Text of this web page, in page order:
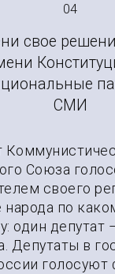
04
свое
СМИ
Союза
своего
по
один депутат
Депутаты в
голосуют